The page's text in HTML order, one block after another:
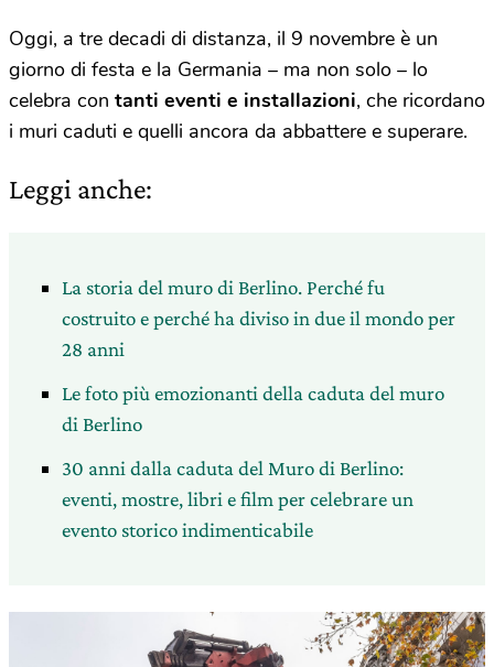
Oggi, a tre decadi di distanza, il 9 novembre è un
giorno di festa e la Germania – ma non solo – lo
celebra con tanti eventi e installazioni, che ricordano
i muri caduti e quelli ancora da abbattere e superare.
Leggi anche:
La storia del muro di Berlino. Perché fu
costruito e perché ha diviso in due il mondo per
28 anni
Le foto più emozionanti della caduta del muro
di Berlino
30 anni dalla caduta del Muro di Berlino:
eventi, mostre, libri e film per celebrare un
evento storico indimenticabile